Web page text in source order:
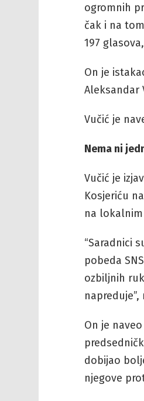
ogromnih
čak i na
197
On je
Aleksandar
Vučić je
Nema ni
Vučić je
Kosjeriću
na
“Saradnici
pobeda
ozbiljnih
napreduje”,
On je
dobijao
njegove